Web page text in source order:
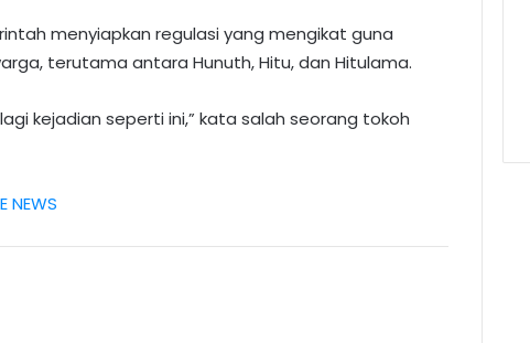
menyiapkan regulasi yang mengikat guna
terutama antara Hunuth, Hitu, dan Hitulama.
kejadian seperti ini,” kata salah seorang tokoh
NEWS